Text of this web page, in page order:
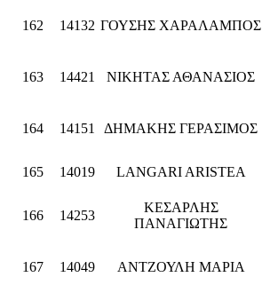
162 14132 ΓΟΥΣΗΣ ΧΑΡΑΛΑΜΠΟΣ
163 14421 ΝΙΚΗΤΑΣ ΑΘΑΝΑΣΙΟΣ
164 14151 ΔΗΜΑΚΗΣ ΓΕΡΑΣΙΜΟΣ
165 14019 LANGARI ARISTEA
166 14253
ΚΕΣΑΡΛΗΣ
ΠΑΝΑΓΙΩΤΗΣ
167 14049 ΑΝΤΖΟΥΛΗ ΜΑΡΙΑ